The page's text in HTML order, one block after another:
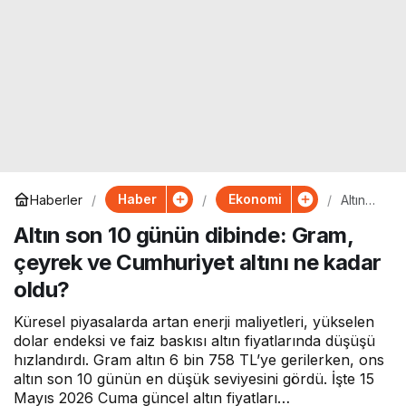
Haberler Haber Ekonomi
Altın
günün
dibind
e:
Cumhu
riyet
altını
ne
kadar
Altın son 10 günün dibinde: Gram,
çeyrek ve Cumhuriyet altını ne kadar
oldu?
Küresel piyasalarda artan enerji maliyetleri, yükselen
dolar endeksi ve faiz baskısı altın fiyatlarında düşüşü
hızlandırdı. Gram altın 6 bin 758 TL’ye gerilerken, ons
altın son 10 günün en düşük seviyesini gördü. İşte 15
Mayıs 2026 Cuma güncel altın fiyatları…